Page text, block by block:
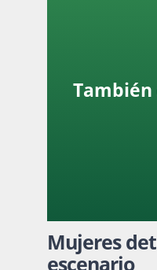
Mujeres
escenario